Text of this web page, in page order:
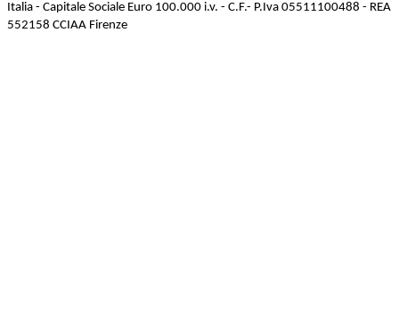
Italia - Capitale Sociale Euro 100.000 i.v. - C.F.- P.Iva 05511100488 - REA
552158 CCIAA Firenze